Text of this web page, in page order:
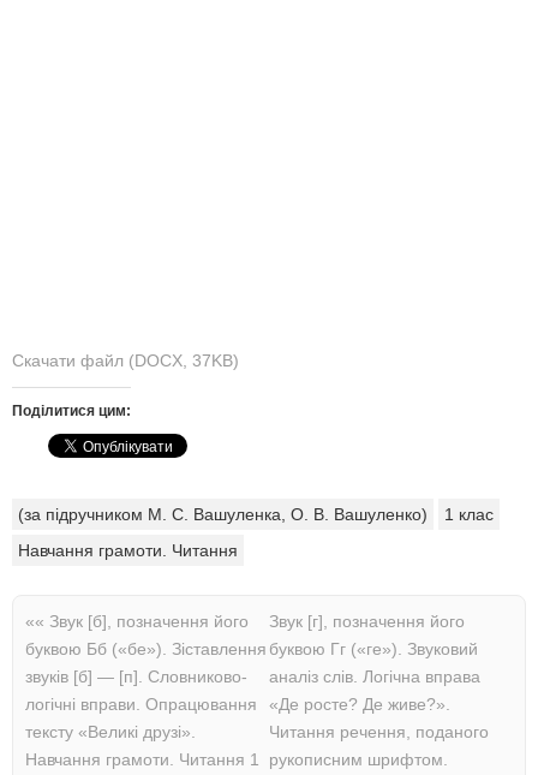
Скачати файл (DOCX, 37KB)
Поділитися цим:
(за підручником М. С. Вашуленка, О. В. Вашуленко)
1 клас
Навчання грамоти. Читання
«« Звук [б], позначення його
буквою Бб («бе»). Зіставлення
звуків [б] — [п]. Словниково-
логічні вправи. Опрацювання
тексту «Великі друзі».
Навчання грамоти. Читання 1
Звук [г], позначення його
буквою Гг («ге»). Звуковий
аналіз слів. Логічна вправа
«Де росте? Де живе?».
Читання речення, поданого
рукописним шрифтом.